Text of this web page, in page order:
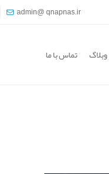
admin@ qnapnas.ir
وبلاگ تماس با ما